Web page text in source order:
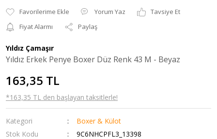
Yorum Yaz
Tavsiye Et
Fiyat Alarmı
Paylaş
Yıldız Çamaşır
Yıldız Erkek Penye Boxer Düz Renk 43 M - Beyaz
163,35 TL
*163,35 TL den başlayan taksitlerle!
Kategori
Boxer & Külot
Stok Kodu
9C6NHCPFL3_13398